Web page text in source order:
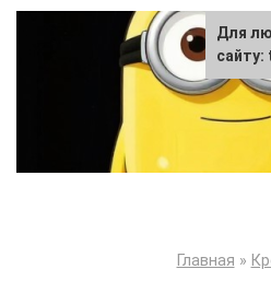
Перейти
Главная »
Для
сайту: